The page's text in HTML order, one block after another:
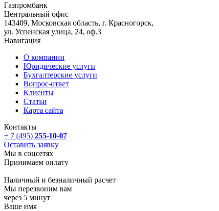
Газпромбанк
Центральный офис
143409, Московская область, г. Красногорск,
ул. Успенская улица, 24, оф.3
Навигация
О компании
Юридические услуги
Бухгалтерские услуги
Вопрос-ответ
Клиенты
Статьи
Карта сайта
Контакты
+ 7 (495) 255-10-07
Оставить заявку
Мы в соцсетях
Принимаем оплату
Наличный и безналичный расчет
Мы перезвоним вам
через 5 минут
Ваше имя